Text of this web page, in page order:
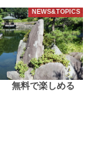
NEWS&TOPICS
無料で楽しめる